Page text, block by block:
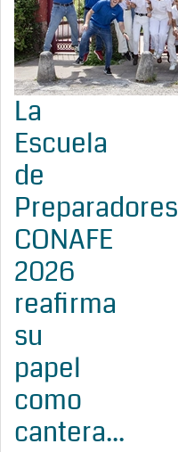
La
Escuela
de
Preparadores
CONAFE
2026
reafirma
su
papel
como
cantera...